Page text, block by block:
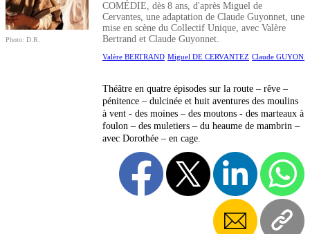
Photo: D.R.
COMÉDIE, dès 8 ans, d'après Miguel de
Cervantes, une adaptation de Claude Guyonnet, une
mise en scène du Collectif Unique, avec Valère
Bertrand et Claude Guyonnet.
Valère BERTRAND Miguel DE CERVANTEZ Claude
Théâtre en quatre épisodes sur la route – rêve –
pénitence – dulcinée et huit aventures des moulins
à vent - des moines – des moutons - des marteaux à
foulon – des muletiers – du heaume de mambrin –
avec Dorothée – en cage.